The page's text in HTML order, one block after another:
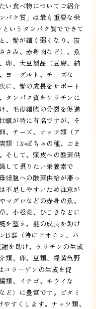
い食べ物についてご紹介
パク質」は最も重要な栄
いうタンパク質でできて
、髪が細く弱くなり、抜
さみ、赤身肉など）、魚
卵、大豆製品（豆腐、納
ヨーグルト、チーズな
に、髪の成長をサポート
タンパク質をケラチンに
、毛母細胞の分裂を促進
蠣が特に有名ですが、そ
、チーズ、ナッツ類（ア
類（かぼちゃの種、ごま
そして、頭皮への酸素供
して摂りたい栄養素で
細胞への酸素供給が滞っ
不足しやすいため注意が
グロなどの赤身の魚、
、小松菜、ひじきなどに
を整え、髪の成長を助け
B群（特にビオチン、パ
を助け、ケラチンの生成
類、卵、豆類、緑黄色野
コラーゲンの生成を促
類、イチゴ、キウイな
ど）に豊富です。ビタミ
すくします。ナッツ類、